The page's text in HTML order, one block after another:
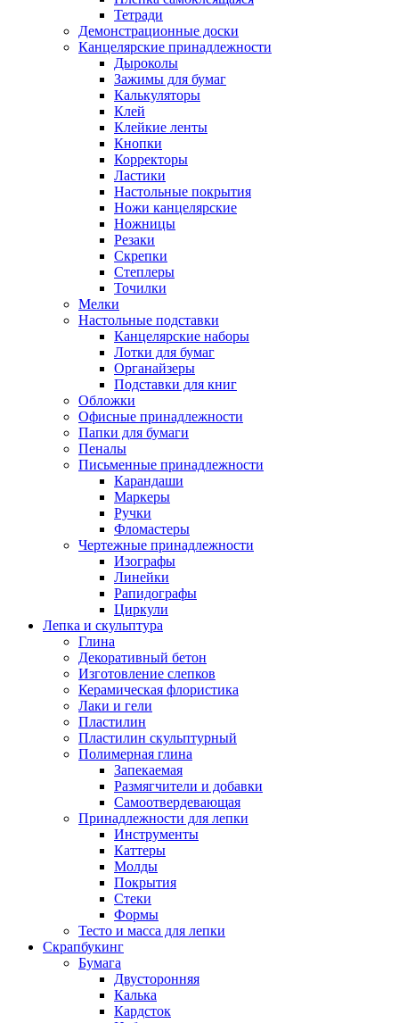
Тетради
Демонстрационные доски
Канцелярские принадлежности
Дыроколы
Зажимы для бумаг
Калькуляторы
Клей
Клейкие ленты
Кнопки
Корректоры
Ластики
Настольные покрытия
Ножи канцелярские
Ножницы
Резаки
Скрепки
Степлеры
Точилки
Мелки
Настольные подставки
Канцелярские наборы
Лотки для бумаг
Органайзеры
Подставки для книг
Обложки
Офисные принадлежности
Папки для бумаги
Пеналы
Письменные принадлежности
Карандаши
Маркеры
Ручки
Фломастеры
Чертежные принадлежности
Изографы
Линейки
Рапидографы
Циркули
Лепка и скульптура
Глина
Декоративный бетон
Изготовление слепков
Керамическая флористика
Лаки и гели
Пластилин
Пластилин скульптурный
Полимерная глина
Запекаемая
Размягчители и добавки
Самоотвердевающая
Принадлежности для лепки
Инструменты
Каттеры
Молды
Покрытия
Стеки
Формы
Тесто и масса для лепки
Скрапбукинг
Бумага
Двусторонняя
Калька
Кардсток